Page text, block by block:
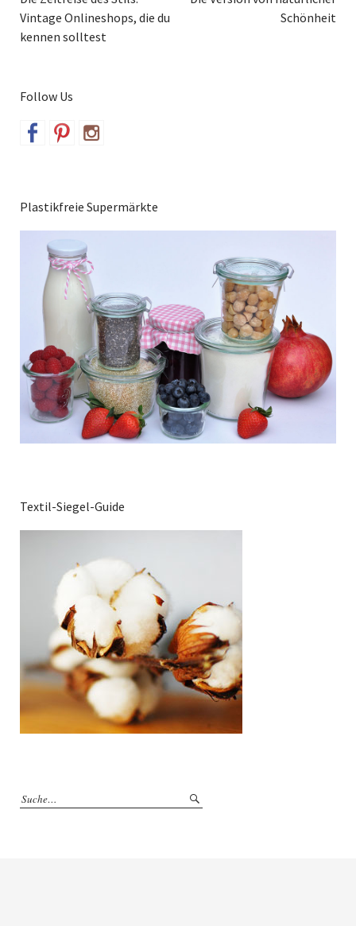
Vintage Onlineshops, die du
kennen solltest
Schönheit
Follow Us
Plastikfreie Supermärkte
Textil-Siegel-Guide